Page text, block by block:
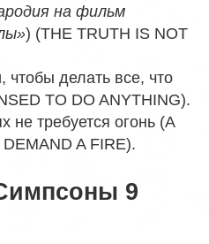
на фильм
) (THE TRUTH IS NOT
чтобы делать все, что
TO DO ANYTHING).
не требуется огонь (A
A FIRE).
9